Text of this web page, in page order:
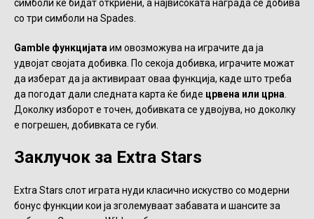
симболи ќе бидат откриени, а највисоката награда се добива
со три симболи на Spades.
Gamble функцијатаим овозможува на играчите да ја
удвојат својата добивка. По секоја добивка, играчите можат
да изберат да ја активираат оваа функција, каде што треба
да погодат дали следната карта ќе биде црвена или црна.
Доколку изборот е точен, добивката се удвојува, но доколку
е погрешен, добивката се губи.
Заклучок за Extra Stars
Extra Stars слот играта нуди класично искуство со модерни
бонус функции кои ја зголемуваат забавата и шансите за